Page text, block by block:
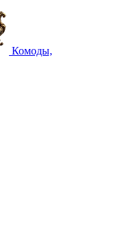
Комоды,